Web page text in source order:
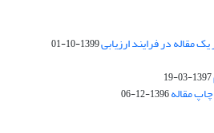
مقاله در فرایند ارزیابی1399-10-01
1397-03-19
مقاله1396-12-06